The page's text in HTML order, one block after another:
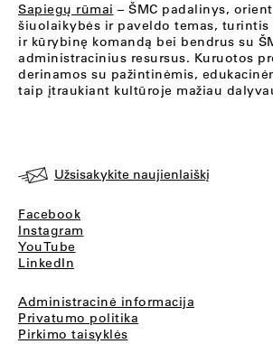
Sapiegų rūmai – ŠMC padalinys,
šiuolaikybės ir paveldo temas, turintis
ir kūrybinę komandą bei bendrus su
administracinius resursus. Kuruotos
derinamos su pažintinėmis,
taip įtraukiant kultūroje mažiau
Užsisakykite naujienlaiškį
Facebook
Instagram
YouTube
LinkedIn
Administracinė informacija
Privatumo politika
Pirkimo taisyklės